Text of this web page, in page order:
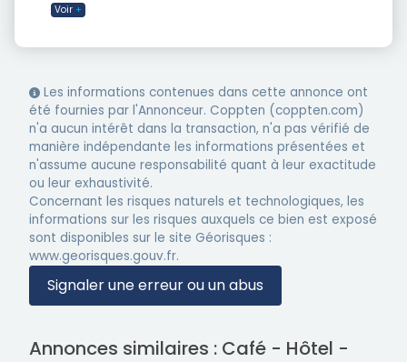
Voir +
Les informations contenues dans cette annonce ont
été fournies par l'Annonceur. Coppten (coppten.com)
n'a aucun intérêt dans la transaction, n'a pas vérifié de
manière indépendante les informations présentées et
n'assume aucune responsabilité quant à leur exactitude
ou leur exhaustivité.
Concernant les risques naturels et technologiques, les
informations sur les risques auxquels ce bien est exposé
sont disponibles sur le site Géorisques :
www.georisques.gouv.fr.
Signaler une erreur ou un abus
Annonces similaires : Café - Hôtel -